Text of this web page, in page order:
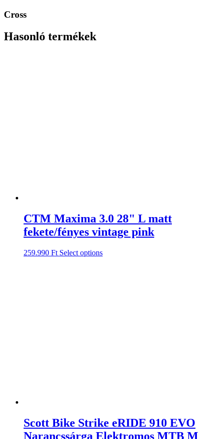
Cross
Hasonló termékek
CTM Maxima 3.0 28" L matt
fekete/fényes vintage pink
259.990 Ft Select options
Scott Bike Strike eRIDE 910 EVO
Narancssárga Elektromos MTB M